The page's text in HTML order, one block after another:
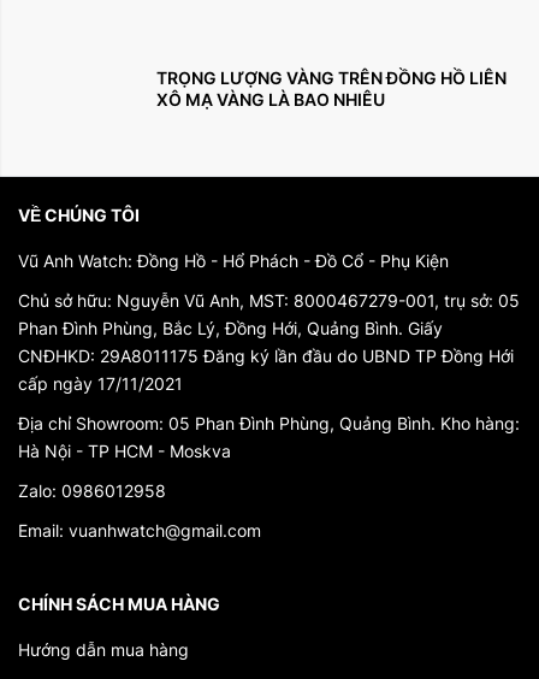
TRỌNG LƯỢNG VÀNG TRÊN ĐỒNG HỒ LIÊN
XÔ MẠ VÀNG LÀ BAO NHIÊU
VỀ CHÚNG TÔI
Vũ Anh Watch: Đồng Hồ - Hổ Phách - Đồ Cổ - Phụ Kiện
Chủ sở hữu: Nguyễn Vũ Anh, MST: 8000467279-001, trụ sở: 05
Phan Đình Phùng, Bắc Lý, Đồng Hới, Quảng Bình. Giấy
CNĐHKD: 29A8011175 Đăng ký lần đầu do UBND TP Đồng Hới
cấp ngày 17/11/2021
Địa chỉ Showroom: 05 Phan Đình Phùng, Quảng Bình. Kho hàng:
Hà Nội - TP HCM - Moskva
Zalo: 0986012958
Email: vuanhwatch@gmail.com
CHÍNH SÁCH MUA HÀNG
Hướng dẫn mua hàng